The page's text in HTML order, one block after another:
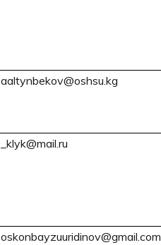
aaltynbekov@oshsu.kg
_klyk@mail.ru
oskonbayzuuridinov@gmail.com